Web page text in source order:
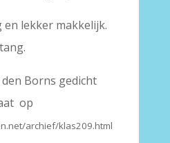
lekker makkelijk.
Borns gedicht
op
archief/klas209.html